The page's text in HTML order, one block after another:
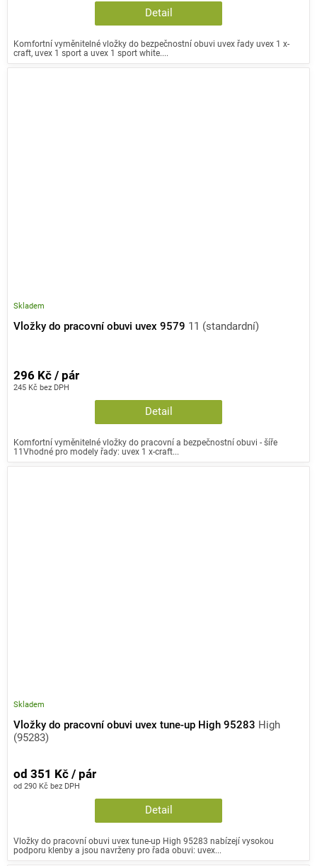
Detail
Komfortní vyměnitelné vložky do bezpečnostní obuvi uvex řady uvex 1 x-
craft, uvex 1 sport a uvex 1 sport white....
Vložky do pracovní obuvi uvex 9579 11 (standardní)
Skladem
245 Kč bez DPH
296 Kč / pár
Detail
Komfortní vyměnitelné vložky do pracovní a bezpečnostní obuvi - šíře
11Vhodné pro modely řady: uvex 1 x-craft...
Vložky do pracovní obuvi uvex tune-up High 95283 High
(95283)
Skladem
od 290 Kč bez DPH
od 351 Kč / pár
Detail
Vložky do pracovní obuvi uvex tune-up High 95283 nabízejí vysokou
podporu klenby a jsou navrženy pro řada obuvi: uvex...